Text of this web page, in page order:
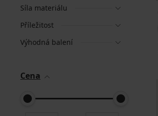
Síla materiálu
Příležitost
Výhodná balení
Cena